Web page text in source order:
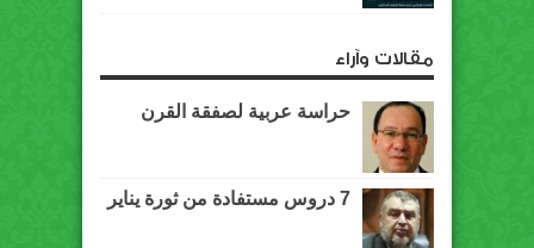
مقالات وآراء
حراسة عربية لصفقة القرن
7 دروس مستفادة من ثورة يناير